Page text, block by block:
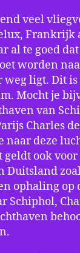
veel
Frankrijk
al te goed
worden
weg ligt. Dit is
Mocht je
van
Charles
naar deze
ook
Duitsland
ophaling
Schiphol,